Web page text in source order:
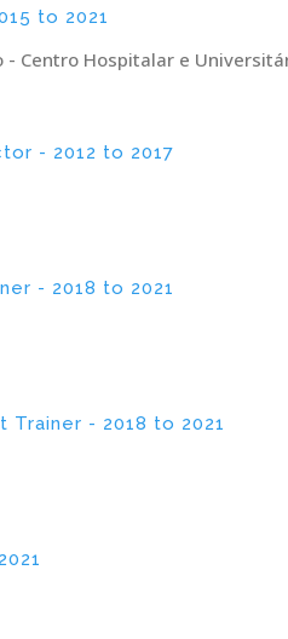
to 2021
Centro Hospitalar e
- 2012 to 2017
- 2018 to 2021
- 2018 to 2021